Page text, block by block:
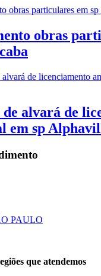
obras
de alvará de
em sp
PAULO
que atendemos